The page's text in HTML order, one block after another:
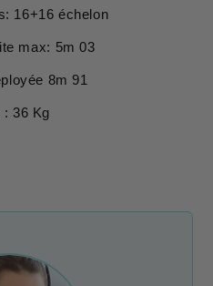
16+16 échelon
max: 5m 03
8m 91
: 36 Kg